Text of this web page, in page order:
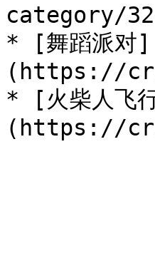
category/
* [舞蹈派对]
(https://
* [火柴人飞